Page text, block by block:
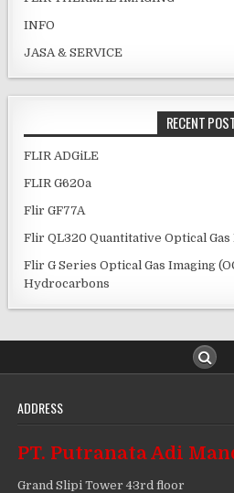
INFO
JASA & SERVICE
RECENT
FLIR ADGiLE
FLIR G620a
Flir GF77A
Flir QL320 Quantitative Optical Gas
Flir G Series Optical Gas Imaging
Hydrocarbons
ADDRESS
PT. Putranata Adi
Grand Slipi Tower 43rd floor